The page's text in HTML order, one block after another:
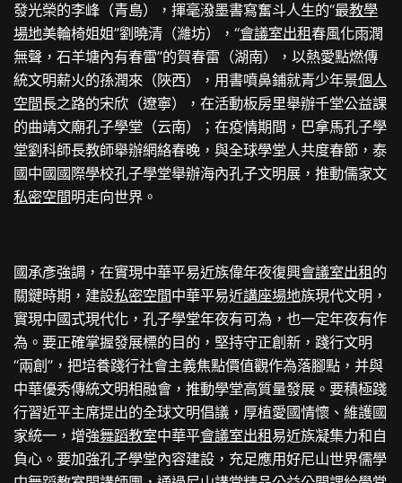
發光榮的李峰（青島），揮毫潑墨書寫奮斗人生的“最教學
場地美輪椅姐姐”劉曉清（濰坊），“會議室出租春風化雨潤
無聲，石羊塘內有春雷”的賀春雷（湖南），以熱愛點燃傳
統文明薪火的孫潤來（陜西），用書噴鼻鋪就青少年景個人
空間長之路的宋欣（遼寧），在活動板房里舉辦千堂公益課
的曲靖文廟孔子學堂（云南）；在疫情期間，巴拿馬孔子學
堂劉科師長教師舉辦網絡春晚，與全球學堂人共度春節，泰
國中國國際學校孔子學堂舉辦海內孔子文明展，推動儒家文
私密空間明走向世界。
國承彥強調，在實現中華平易近族偉年夜復興會議室出租 的
關鍵時期，建設私密空間中華平易近講座場地族現代文明，
實現中國式現代化，孔子學堂年夜有可為，也一定年夜有作
為。要正確掌握發展標的目的，堅持守正創新，踐行文明
“兩創”，把培養踐行社會主義焦點價值觀作為落腳點，并與
中華優秀傳統文明相融會，推動學堂高質量發展。要積極踐
行習近平主席提出的全球文明倡議，厚植愛國情懷、維護國
家統一，增強舞蹈教室中華平會議室出租易近族凝集力和自
負心。要加強孔子學堂內容建設，充足應用好尼山世界儒學